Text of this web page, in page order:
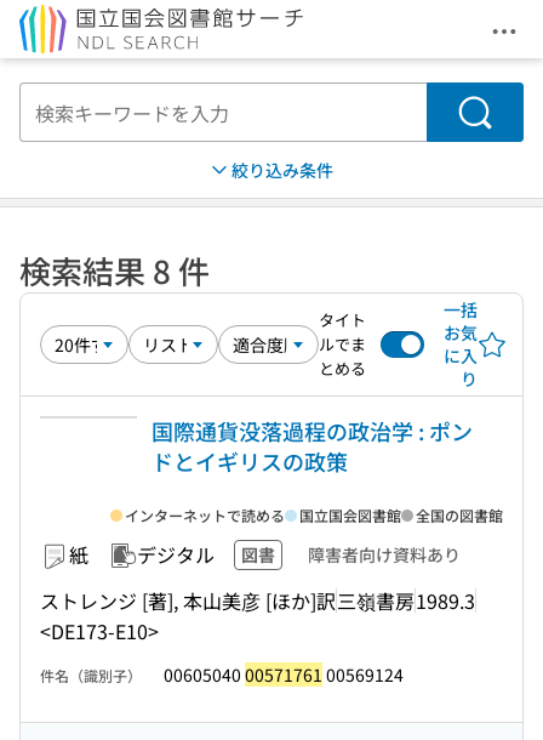
メ
検索
絞り込み条件
検索結果 8 件
タイト
ルでま
とめる
一括
お気
に入
り
国際通貨没落過程の政治学 : ポン
ドとイギリスの政策
紙 デジタル 図書 障害者向け資料あり
ストレンジ [著], 本山美彦 [ほか]訳三嶺書房1989.3
<DE173-E10>
インターネットで読める 国立国会図書館 全国の図書館
件名（識別子） 00605040 00571761 00569124